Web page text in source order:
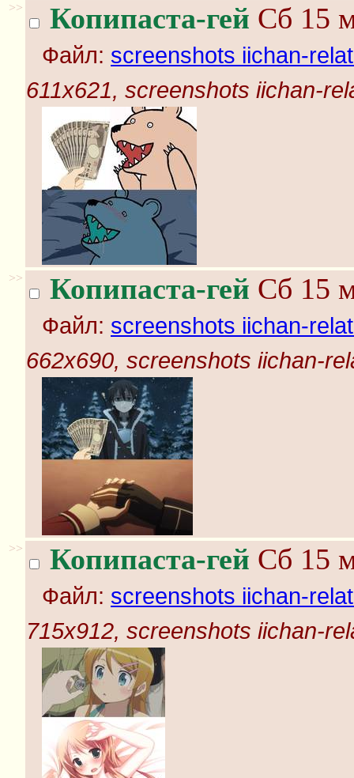
>> Копипаста-гей Сб 15
Файл: screenshots iichan-
611x621, screenshots iichan-
>> Копипаста-гей Сб 15
Файл: screenshots iichan-
662x690, screenshots iichan-
>> Копипаста-гей Сб 15
Файл: screenshots iichan-
715x912, screenshots iichan-